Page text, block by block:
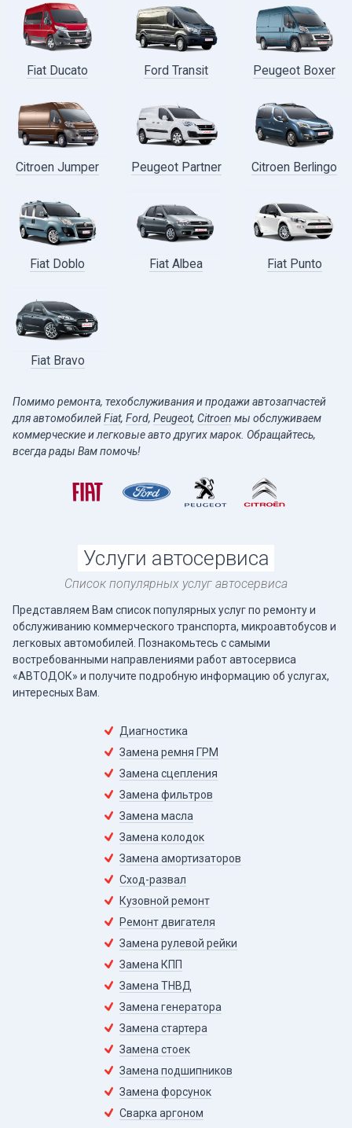
Fiat Ducato Ford Transit Peugeot Boxer
Citroen Jumper Peugeot Partner Citroen Berlingo
Fiat Doblo Fiat Albea Fiat Punto
Fiat Bravo
Помимо ремонта, техобслуживания и продажи автозапчастей
для автомобилейFiat, Ford, Peugeot, Citroen мы обслуживаем
коммерческие и легковые авто других марок. Обращайтесь,
всегда рады Вам помочь!
Услуги автосервиса
Список популярных услуг автосервиса
Представляем Вам список популярных услуг по ремонту и
обслуживанию коммерческого транспорта, микроавтобусов и
легковых автомобилей. Познакомьтесь с самыми
востребованными направлениями работ автосервиса
«АВТОДОК» и получите подробную информацию об услугах,
интересных Вам.
Диагностика
Замена ремня ГРМ
Замена сцепления
Замена фильтров
Замена масла
Замена колодок
Замена амортизаторов
Сход-развал
Кузовной ремонт
Ремонт двигателя
Замена рулевой рейки
Замена КПП
Замена ТНВД
Замена генератора
Замена стартера
Замена стоек
Замена подшипников
Замена форсунок
Сварка аргоном